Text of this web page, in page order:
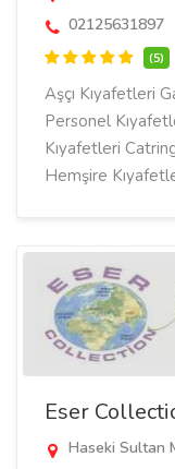
02125631897
(5)
Aşçı Kıyafetleri
Personel
Kıyafetleri
Hemşire
Eser
Haseki Sultan